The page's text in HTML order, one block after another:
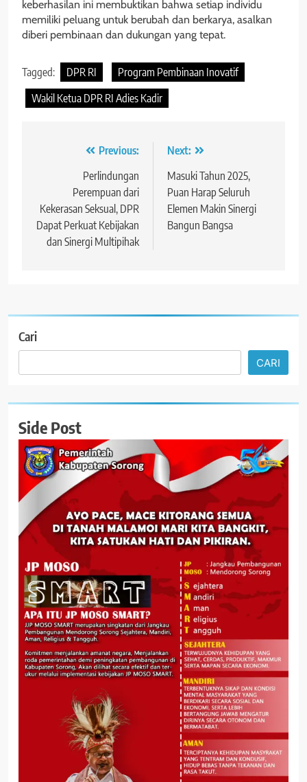
keberhasilan ini membuktikan bahwa setiap individu
memiliki peluang untuk berubah dan berkarya, asalkan
diberi pembinaan dan dukungan yang tepat.
Tagged: DPR RI
Program Pembinaan Inovatif
Wakil Ketua DPR RI Adies Kadir
Navigasi Previous:
Perlindungan
Perempuan dari
Kekerasan Seksual, DPR
Dapat Perkuat Kebijakan
dan Sinergi Multipihak
Next:
Masuki Tahun 2025,
Puan Harap Seluruh
Elemen Makin Sinergi
Bangun Bangsa
Cari
CARI
Side Post